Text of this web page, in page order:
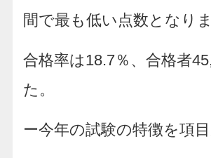
間で最も低い点数となりま
合格率は18.7％、合格者
た。
ー今年の試験の特徴を項